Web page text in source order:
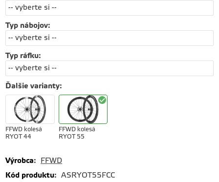
Typ nábojov:
Typ ráfku:
Ďalšie varianty:
FFWD kolesá
RYOT 44
FFWD kolesá
RYOT 55
Výrobca: FFWD
Kód produktu: ASRYOT55FCC